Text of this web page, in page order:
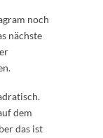
noch
nächste
dem
das ist